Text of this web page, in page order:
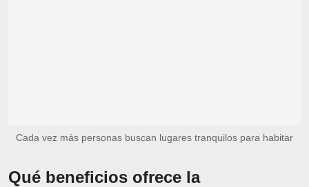
Cada vez más personas buscan lugares tranquilos para habitar
Qué beneficios ofrece la